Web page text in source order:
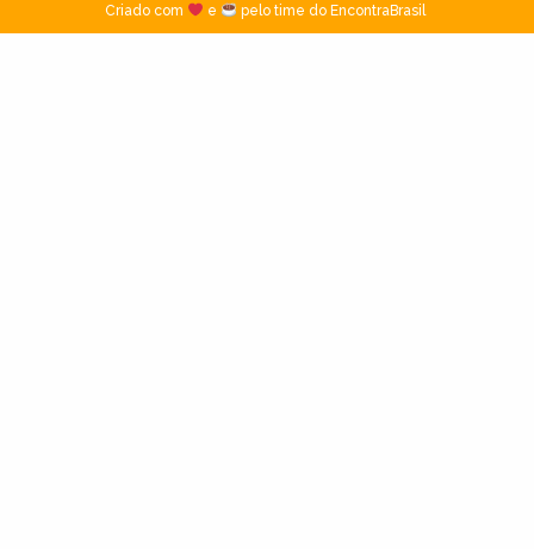
Criado com
e pelo time do EncontraBrasil